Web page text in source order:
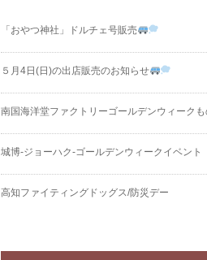
「おやつ神社」ドルチェ号販売
５月4日(日)の出店販売のお知らせ
南国海洋堂ファクトリーゴールデンウィークも
城博‐ジョーハク‐ゴールデンウィークイベント
高知ファイティングドッグス/防災デー